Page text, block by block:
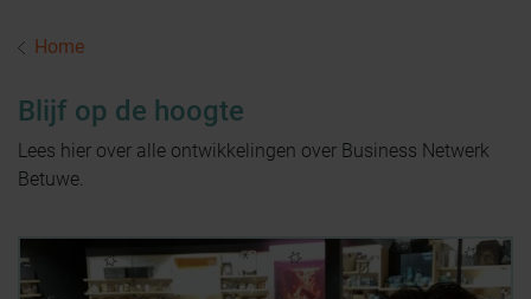
Home
Blijf op de hoogte
Lees hier over alle ontwikkelingen over Business Netwerk
Betuwe.